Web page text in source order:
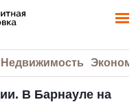
Недвижимость
В Барнауле на